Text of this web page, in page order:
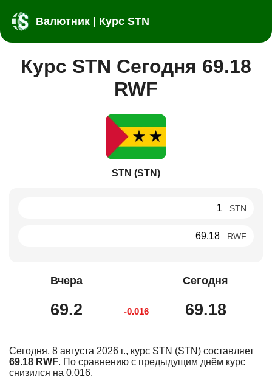
Валютник | Курс STN
Курс STN Сегодня 69.18
RWF
STN (STN)
STN
RWF
Вчера
69.2 -0.016
Сегодня
69.18
Сегодня, 8 августа 2026 г., курс STN (STN) составляет
69.18 RWF. По сравнению с предыдущим днём курс
снизился на 0.016.